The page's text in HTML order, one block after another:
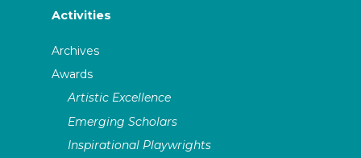
Activities
Archives
Awards
Artistic Excellence
Emerging Scholars
Inspirational Playwrights